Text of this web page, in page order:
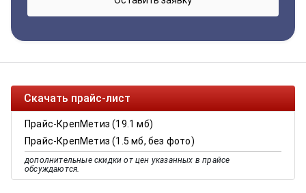
Скачать прайс-лист
Прайс-КрепМетиз (19.1 мб)
Прайс-КрепМетиз (1.5 мб, без фото)
дополнительные скидки от цен указанных в прайсе
обсуждаются.